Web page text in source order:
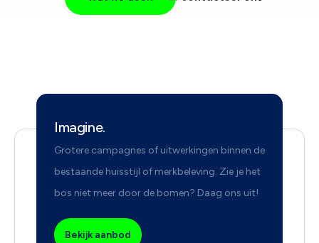
Imagine.
Grotere campagnes of uitwerkingen binnen de
bestaande huisstijl of merkbeleving. Zie je het
bos niet meer door de bomen? Daag ons uit!
Bekijk aanbod